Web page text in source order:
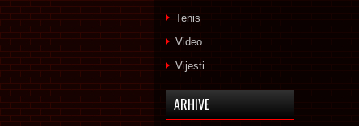
Tenis
Video
Vijesti
ARHIVE